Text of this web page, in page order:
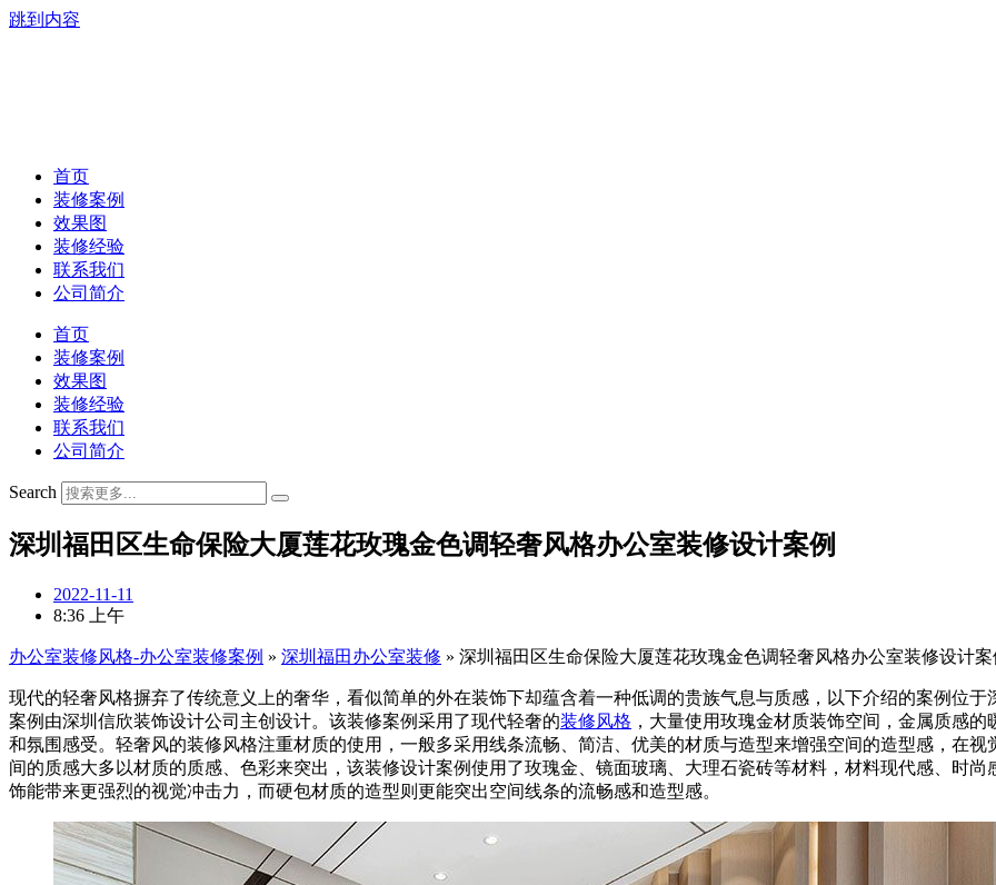
跳到内容
首页
装修案例
效果图
装修经验
联系我们
公司简介
首页
装修案例
效果图
装修经验
联系我们
公司简介
Search
深圳福田区生命保险大厦莲花玫瑰金色调轻奢风格办公室装修设计案例
2022-11-11
8:36 上午
办公室装修风格-办公室装修案例 » 深圳福田办公室装修 » 深圳福田区生命保险大厦莲花玫瑰金色调轻奢风格办公室装修设计案
现代的轻奢风格摒弃了传统意义上的奢华，看似简单的外在装饰下却蕴含着一种低调的贵族气息与质感，以下介绍的案例位
案例由深圳信欣装饰设计公司主创设计。该装修案例采用了现代轻奢的装修风格 ，大量使用玫瑰金材质装饰空间，金属质感
和氛围感受。轻奢风的装修风格注重材质的使用，一般多采用线条流畅、简洁、优美的材质与造型来增强空间的造型感，在
间的质感大多以材质的质感、色彩来突出，该装修设计案例使用了玫瑰金、镜面玻璃、大理石瓷砖等材料，材料现代感、时
饰能带来更强烈的视觉冲击力，而硬包材质的造型则更能突出空间线条的流畅感和造型感。